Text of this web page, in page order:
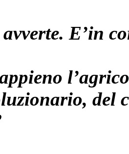
E’in
del